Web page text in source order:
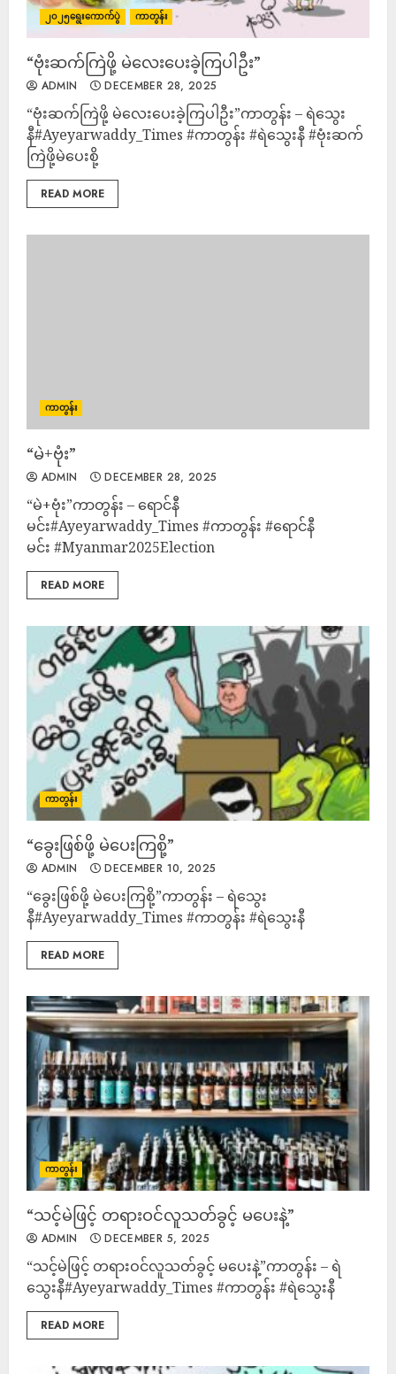
၂၀၂၅ရွေးကောက်ပွဲ ကာတွန်း
“ဗုံးဆက်ကြဲဖို့ မဲလေးပေးခဲ့ကြပါဦး”
ADMIN DECEMBER 28, 2025
“ဗုံးဆက်ကြဲဖို့ မဲလေးပေးခဲ့ကြပါဦး”ကာတွန်း – ရဲသွေး
နီ#Ayeyarwaddy_Times #ကာတွန်း #ရဲသွေးနီ #ဗုံးဆက်
ကြဲဖို့မဲပေးစို့
READ MORE
ကာတွန်း
“မဲ+ဗုံး”
ADMIN DECEMBER 28, 2025
“မဲ+ဗုံး”ကာတွန်း – ရောင်နီ
မင်း#Ayeyarwaddy_Times #ကာတွန်း #ရောင်နီ
မင်း #Myanmar2025Election
READ MORE
ကာတွန်း
“ခွေးဖြစ်ဖို့ မဲပေးကြစို့”
ADMIN DECEMBER 10, 2025
“ခွေးဖြစ်ဖို့ မဲပေးကြစို့”ကာတွန်း – ရဲသွေး
နီ#Ayeyarwaddy_Times #ကာတွန်း #ရဲသွေးနီ
READ MORE
ကာတွန်း
“သင့်မဲဖြင့် တရားဝင်လူသတ်ခွင့် မပေးနဲ့”
ADMIN DECEMBER 5, 2025
“သင့်မဲဖြင့် တရားဝင်လူသတ်ခွင့် မပေးနဲ့”ကာတွန်း – ရဲ
သွေးနီ#Ayeyarwaddy_Times #ကာတွန်း #ရဲသွေးနီ
READ MORE